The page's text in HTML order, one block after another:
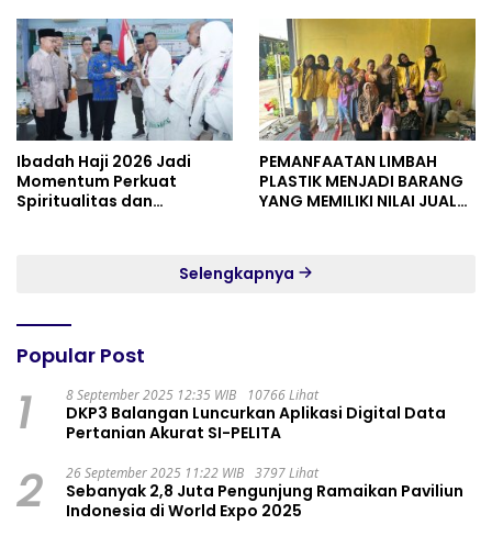
Ibadah Haji 2026 Jadi
Momentum Perkuat
Spiritualitas dan
PEMANFAATAN LIMBAH
PLASTIK MENJADI BARANG
YANG MEMILIKI NILAI JUAL
Selengkapnya
Popular Post
1 8 September 2025 12:35 WIB 10766 Lihat
DKP3 Balangan Luncurkan Aplikasi Digital Data
Pertanian Akurat SI-PELITA
2 26 September 2025 11:22 WIB 3797 Lihat
Sebanyak 2,8 Juta Pengunjung Ramaikan Paviliun
Indonesia di World Expo 2025